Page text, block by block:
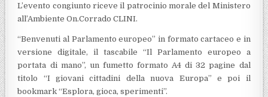
L’evento congiunto riceve il patrocinio morale del Ministero
all’Ambiente On.Corrado CLINI.
“Benvenuti al Parlamento europeo” in formato cartaceo e in
versione digitale, il tascabile “Il Parlamento europeo a
portata di mano”, un fumetto formato A4 di 32 pagine dal
titolo “I giovani cittadini della nuova Europa” e poi il
bookmark “Esplora, gioca, sperimenti”.